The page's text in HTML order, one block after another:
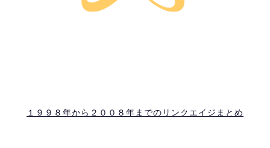
１９９８年から２００８年までのリンクエイジまとめ